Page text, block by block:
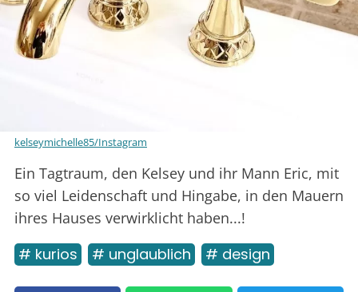
kelseymichelle85/Instagram
Ein Tagtraum, den Kelsey und ihr Mann Eric, mit
so viel Leidenschaft und Hingabe, in den Mauern
ihres Hauses verwirklicht haben...!
# kurios # unglaublich # design